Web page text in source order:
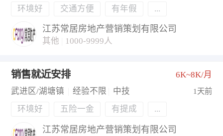
环境好 交通方便 有年假 ...
江苏常居房地产营销策划有限公司
其他 1000-9999人
销售就近安排
6K~8K/月
武进区/湖塘镇
经验不限 中技 1天前
环境好 五险一金 有提成 ...
江苏常居房地产营销策划有限公司